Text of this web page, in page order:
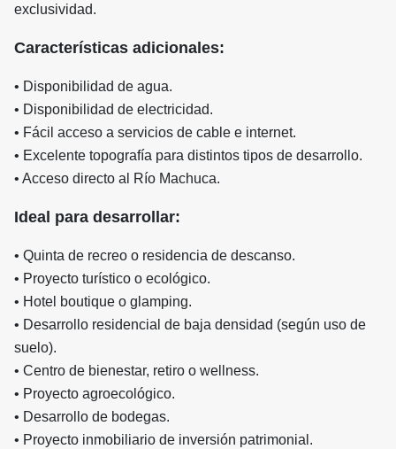
exclusividad.
Características adicionales:
• Disponibilidad de agua.
• Disponibilidad de electricidad.
• Fácil acceso a servicios de cable e internet.
• Excelente topografía para distintos tipos de desarrollo.
• Acceso directo al Río Machuca.
Ideal para desarrollar:
• Quinta de recreo o residencia de descanso.
• Proyecto turístico o ecológico.
• Hotel boutique o glamping.
• Desarrollo residencial de baja densidad (según uso de
suelo).
• Centro de bienestar, retiro o wellness.
• Proyecto agroecológico.
• Desarrollo de bodegas.
• Proyecto inmobiliario de inversión patrimonial.